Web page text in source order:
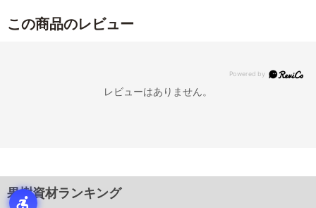
この商品のレビュー
レビューはありません。
果樹資材ランキング